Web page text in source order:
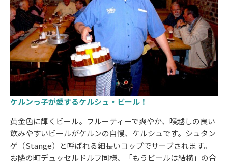
ケルンっ子が愛するケルシュ・ビール！
黄金色に輝くビール。フルーティーで爽やか、喉越しの良い
飲みやすいビールがケルンの自慢、ケルシュです。シュタン
ゲ（Stange）と呼ばれる細長いコップでサーブされます。
お隣の町デュッセルドルフ同様、「もうビールは結構」の合